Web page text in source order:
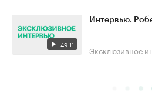
49:11
Интервью.
Эксклюзивное